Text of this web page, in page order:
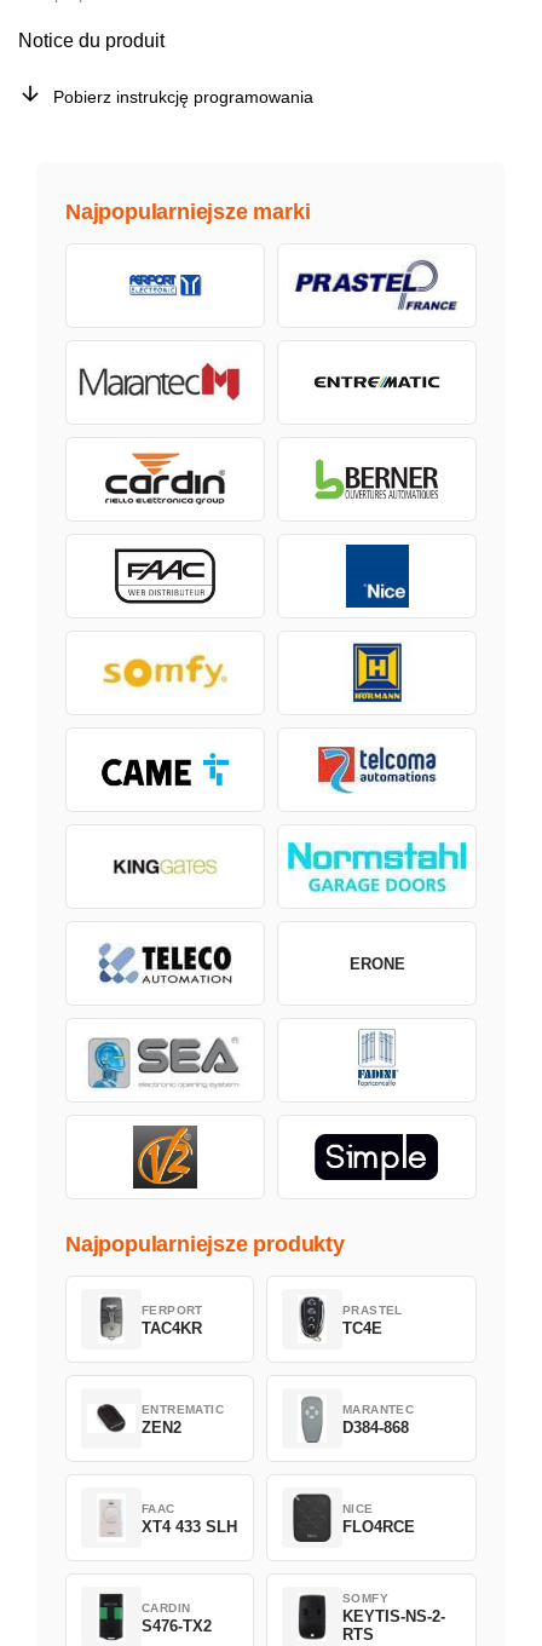
Notice du produit
Pobierz instrukcję programowania
Najpopularniejsze marki
ERONE
Najpopularniejsze produkty
FERPORT
TAC4KR
PRASTEL
TC4E
ENTREMATIC
ZEN2
MARANTEC
D384-868
FAAC
XT4 433 SLH
NICE
FLO4RCE
CARDIN
S476-TX2
SOMFY
KEYTIS-NS-2-
RTS